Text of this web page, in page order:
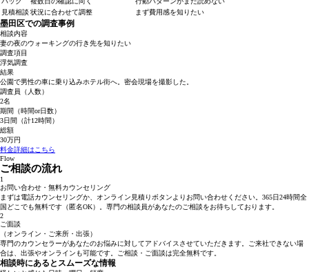
見積相談 状況に合わせて調整 まず費用感を知りたい
墨田区での調査事例
相談内容
妻の夜のウォーキングの行き先を知りたい
調査項目
浮気調査
結果
公園で男性の車に乗り込みホテル街へ。密会現場を撮影した。
調査員（人数）
2名
期間（時間or日数）
3日間（計12時間）
総額
30万円
料金詳細はこちら
Flow
ご相談の流れ
1
お問い合わせ・無料カウンセリング
まずは電話カウンセリングか、オンライン見積りボタンよりお問い合わせください。365日24時間全
国どこでも無料です（匿名OK）。専門の相談員があなたのご相談をお待ちしております。
2
ご面談
（オンライン・ご来所・出張）
専門のカウンセラーがあなたのお悩みに対してアドバイスさせていただきます。ご来社できない場
合は、出張やオンラインも可能です。ご相談・ご面談は完全無料です。
相談時にあるとスムーズな情報